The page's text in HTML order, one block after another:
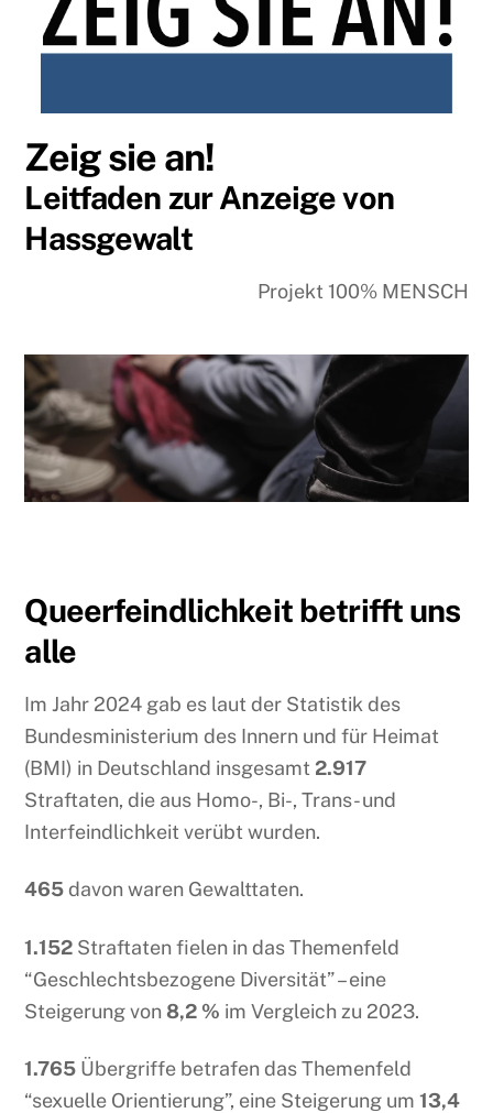
Zeig sie an!
Leitfaden zur Anzeige von
Hassgewalt
Projekt 100% MENSCH
Queerfeindlichkeit betrifft uns
alle
Im Jahr 2024 gab es laut der Statistik des
Bundesministerium des Innern und für Heimat
(BMI) in Deutschland insgesamt 2.917
Straftaten, die aus Homo-, Bi-, Trans- und
Interfeindlichkeit verübt wurden.
465davon waren Gewalttaten.
1.152 Straftaten fielen in das Themenfeld
“Geschlechtsbezogene Diversität” – eine
Steigerung von8,2 % im Vergleich zu 2023.
1.765 Übergriffe betrafen das Themenfeld
“sexuelle Orientierung”, eine Steigerung um13,4